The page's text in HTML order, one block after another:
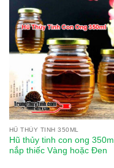
HŨ THỦY TINH 350ML
Hũ thủy tinh con ong 350ml
nắp thiếc Vàng hoặc Đen